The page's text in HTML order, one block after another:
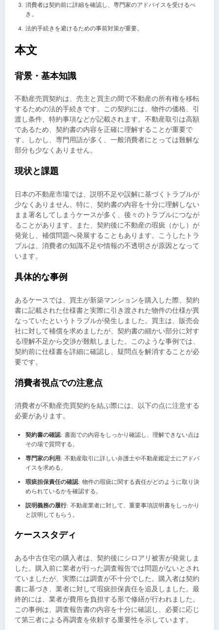
消費者は契約前に詳細を確認し、専門家のアドバイスを受けるべ
き。
法的手続きを避けるための事前対策が重要。
本文
背景・基本知識
不動産売買契約は、売主と買主の間で不動産の所有権を移転
するための法的手続きです。この契約には、物件の価格、引
渡し条件、特約事項などが記載されます。不動産取引は高額
であるため、契約書の内容を正確に理解することが重要で
す。しかし、専門用語が多く、一般消費者にとっては難解な
部分も少なくありません。
現状と課題
日本の不動産市場では、説明不足や誤解に基づくトラブルが
少なくありません。特に、契約書の内容を十分に理解しない
まま署名してしまうケースが多く、後々のトラブルにつなが
ることがあります。また、契約後に不動産の瑕疵（かし）が
発覚し、補償問題へ発展することもあります。こうしたトラ
ブルは、消費者の知識不足や情報の不透明さが原因となって
います。
具体的な事例
あるケースでは、買主が新築マンションを購入した際、契約
書に記載された仕様書と実際に引き渡された物件の仕様が異
なっていたというトラブルが発生しました。買主は、販売会
社に対して補償を求めましたが、契約書の細かい部分に対す
る理解不足から交渉が難航しました。このような事例では、
契約前に仕様書を詳細に確認し、疑問点を解消することが必
要です。
消費者視点での注意点
消費者が不動産売買契約を結ぶ際には、以下の点に注意する
必要があります。
契約書の確認: 書面での内容をしっかり確認し、理解できない点は
その場で質問する。
専門家の利用: 不動産取引に詳しい弁護士や不動産鑑定士にアドバ
イスを求める。
瑕疵担保責任の確認: 物件の瑕疵に関する責任がどのように取り決
められているかを確認する。
説明義務の履行: 不動産業者に対して、重要事項説明書をしっかり
と説明してもらう。
ケーススタディ
ある中古住宅の購入者は、契約後にシロアリ被害が発覚しま
した。購入前に業者が行った調査報告では問題がないとされ
ていましたが、実際には調査が不十分でした。購入者は契約
書に基づき、業者に対して瑕疵担保責任を追及しました。最
終的には、業者が費用を負担する形で修繕が行われました。
この事例は、調査報告書の内容を十分に確認し、必要に応じ
て第三者による再調査を依頼する重要性を示しています。